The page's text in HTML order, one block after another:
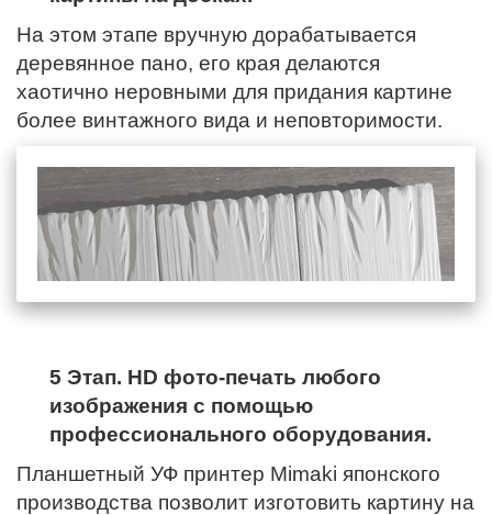
На этом этапе вручную дорабатывается
деревянное пано, его края делаются
хаотично неровными для придания картине
более винтажного вида и неповторимости.
5 Этап. HD фото-печать любого
изображения с помощью
профессионального оборудования.
Планшетный УФ принтер Mimaki японского
производства позволит изготовить картину на